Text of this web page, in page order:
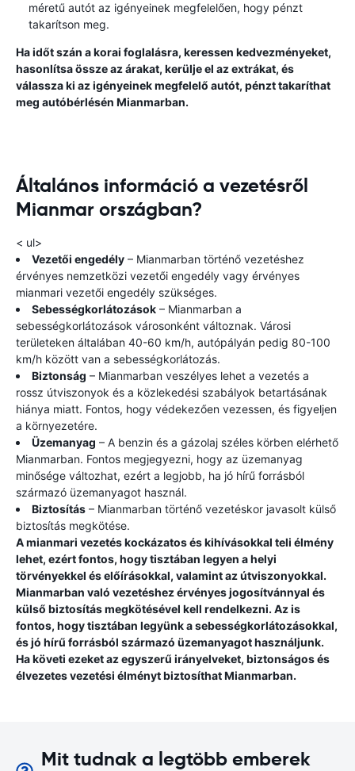
méretű autót az igényeinek megfelelően, hogy pénzt
takarítson meg.
Ha időt szán a korai foglalásra, keressen kedvezményeket,
hasonlítsa össze az árakat, kerülje el az extrákat, és
válassza ki az igényeinek megfelelő autót, pénzt takaríthat
meg autóbérlésén Mianmarban.
Általános információ a vezetésről
Mianmar országban?
< ul>
Vezetői engedély – Mianmarban történő vezetéshez
érvényes nemzetközi vezetői engedély vagy érvényes
mianmari vezetői engedély szükséges.
Sebességkorlátozások – Mianmarban a
sebességkorlátozások városonként változnak. Városi
területeken általában 40-60 km/h, autópályán pedig 80-100
km/h között van a sebességkorlátozás.
Biztonság – Mianmarban veszélyes lehet a vezetés a
rossz útviszonyok és a közlekedési szabályok betartásának
hiánya miatt. Fontos, hogy védekezően vezessen, és figyeljen
a környezetére.
Üzemanyag – A benzin és a gázolaj széles körben elérhető
Mianmarban. Fontos megjegyezni, hogy az üzemanyag
minősége változhat, ezért a legjobb, ha jó hírű forrásból
származó üzemanyagot használ.
Biztosítás – Mianmarban történő vezetéskor javasolt külső
biztosítás megkötése.
A mianmari vezetés kockázatos és kihívásokkal teli élmény
lehet, ezért fontos, hogy tisztában legyen a helyi
törvényekkel és előírásokkal, valamint az útviszonyokkal.
Mianmarban való vezetéshez érvényes jogosítvánnyal és
külső biztosítás megkötésével kell rendelkezni. Az is
fontos, hogy tisztában legyünk a sebességkorlátozásokkal,
és jó hírű forrásból származó üzemanyagot használjunk.
Ha követi ezeket az egyszerű irányelveket, biztonságos és
élvezetes vezetési élményt biztosíthat Mianmarban.
Mit tudnak a legtöbb emberek